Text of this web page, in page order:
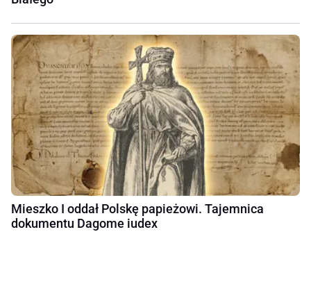
Mieszko I oddał Polskę papieżowi. Tajemnica
dokumentu Dagome iudex